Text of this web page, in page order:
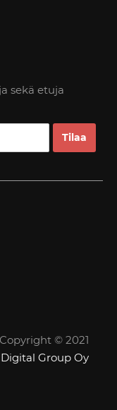
sekä etuja
Copyright © 2021
Digital Group Oy